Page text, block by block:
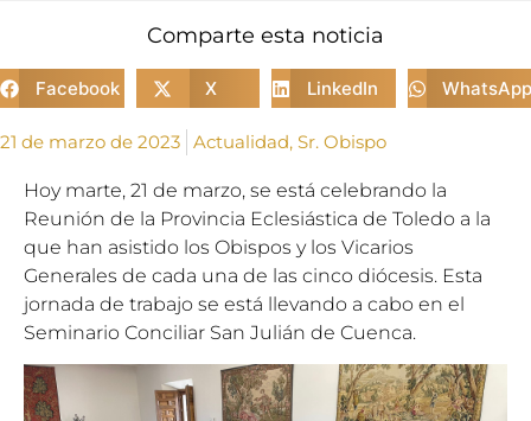
Comparte esta noticia
Facebook X LinkedIn WhatsApp
21 de marzo de 2023 Actualidad, Sr. Obispo
Hoy marte, 21 de marzo, se está celebrando la
Reunión de la Provincia Eclesiástica de Toledo a la
que han asistido los Obispos y los Vicarios
Generales de cada una de las cinco diócesis. Esta
jornada de trabajo se está llevando a cabo en el
Seminario Conciliar San Julián de Cuenca.